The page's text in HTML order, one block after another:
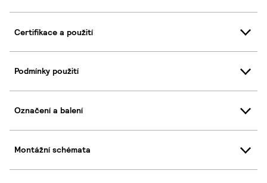
Certifikace a použití
Podmínky použití
Označení a balení
Montážní schémata